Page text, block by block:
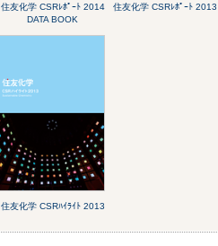
住友化学 CSRﾚﾎﾟｰﾄ 2014
DATA BOOK
住友化学 CSRﾚﾎﾟｰﾄ 2013
住友化学 CSRﾊｲﾗｲﾄ 2013